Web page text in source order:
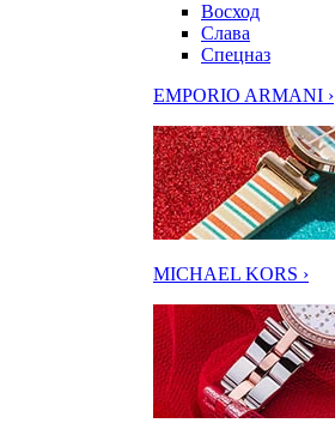
Восход
Слава
Спецназ
EMPORIO ARMANI ›
MICHAEL KORS ›